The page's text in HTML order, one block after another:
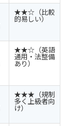
★★☆（比較
的易しい）
★★☆（英語
通用・法整備
あり）
★★★（規制
多く上級者向
け）